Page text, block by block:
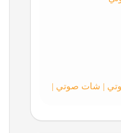
| شات صوتي |